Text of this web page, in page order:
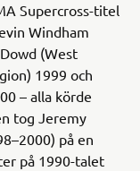
Supercross-titel
Windham
(West
1999 och
– alla körde
tog Jeremy
på en
på 1990-talet